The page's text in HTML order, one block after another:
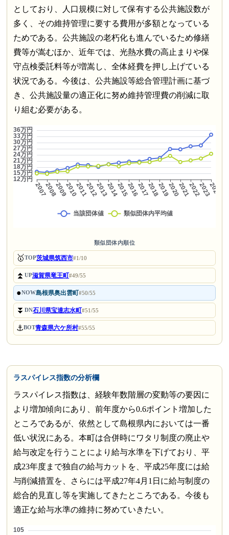
としており、人口規模に対して保有する公共施設数が
多く、その維持管理に要する費用が多額となっている
ためである。公共施設の老朽化も進んでいるため修繕
費等が嵩むほか、近年では、光熱水費の高止まりや保
守点検委託料等が増嵩し、全体経費を押し上げている
状況である。今後は、公共施設等総合管理計画に基づ
き、公共施設量の適正化に努め維持管理費の削減に取
り組む必要がある。
類似団体内順位
🥇TOP茨城県筑西市#1/10
⏫UP滋賀県竜王町#49/55
●NOW島根県奥出雲町#50/55
⏬DN石川県宝達志水町#51/55
⚓BOT青森県六ケ所村#55/55
ラスパイレス指数の分析欄
ラスパイレス指数は、経験年数階層の変動等の要因に
より増加傾向にあり、前年度から0.6ポイント増加した
ところであるが、依然として島根県内においては一番
低い状況にある。本町は合併時にワタリ制度の廃止や
給与改定を行うことにより給与水準を下げており、平
成23年度まで独自の給与カットを、平成25年度には給
与削減措置を、さらには平成27年4月1日に給与制度の
総合的見直し等を実施してきたところである。今後も
適正な給与水準の維持に努めていきたい。